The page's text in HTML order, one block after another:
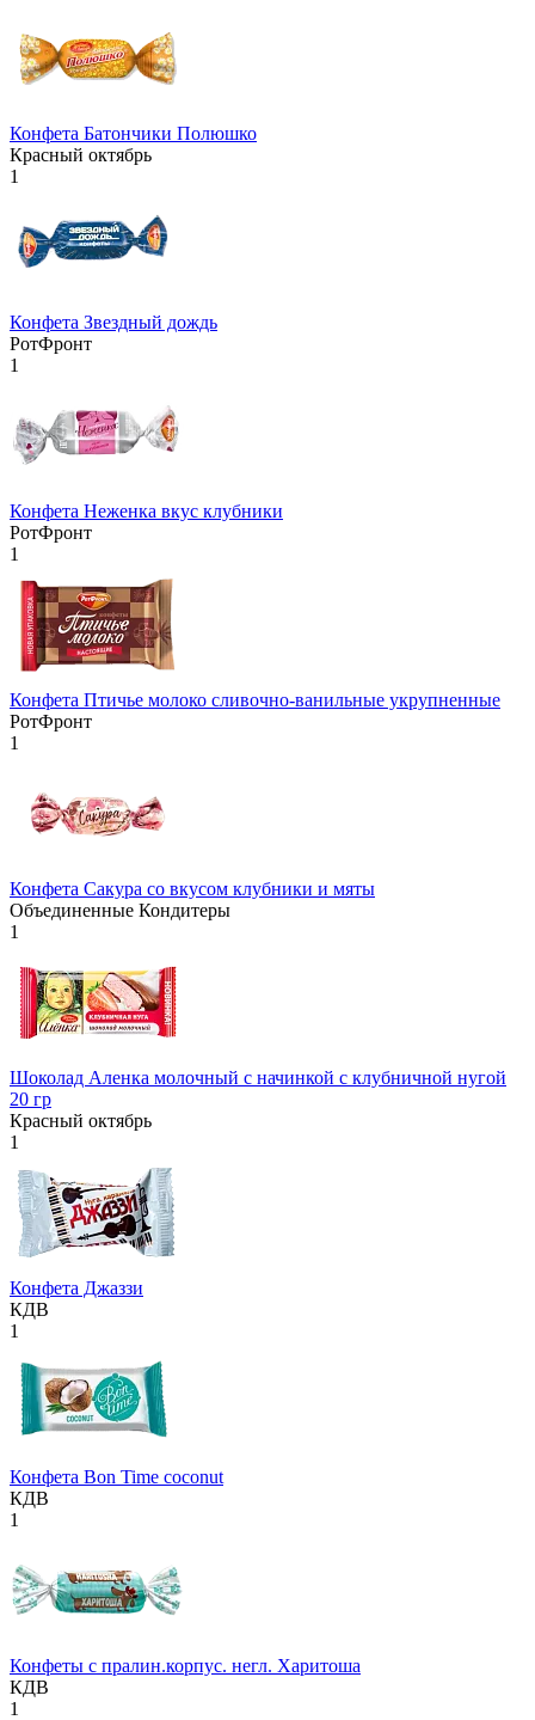
Конфета Батончики Полюшко
Красный октябрь
1
Конфета Звездный дождь
РотФронт
1
Конфета Неженка вкус клубники
РотФронт
1
Конфета Птичье молоко сливочно-ванильные укрупненные
РотФронт
1
Конфета Сакура со вкусом клубники и мяты
Объединенные Кондитеры
1
Шоколад Аленка молочный с начинкой с клубничной нугой
20 гр
Красный октябрь
1
Конфета Джаззи
КДВ
1
Конфета Bon Time coconut
КДВ
1
Конфеты с пралин.корпус. негл. Харитоша
КДВ
1